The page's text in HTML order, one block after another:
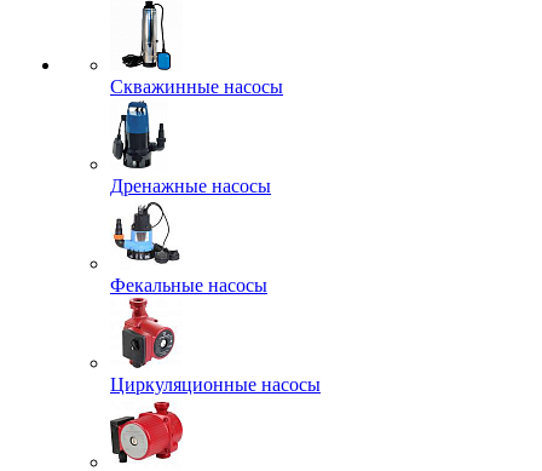
Скважинные насосы
Дренажные насосы
Фекальные насосы
Циркуляционные насосы